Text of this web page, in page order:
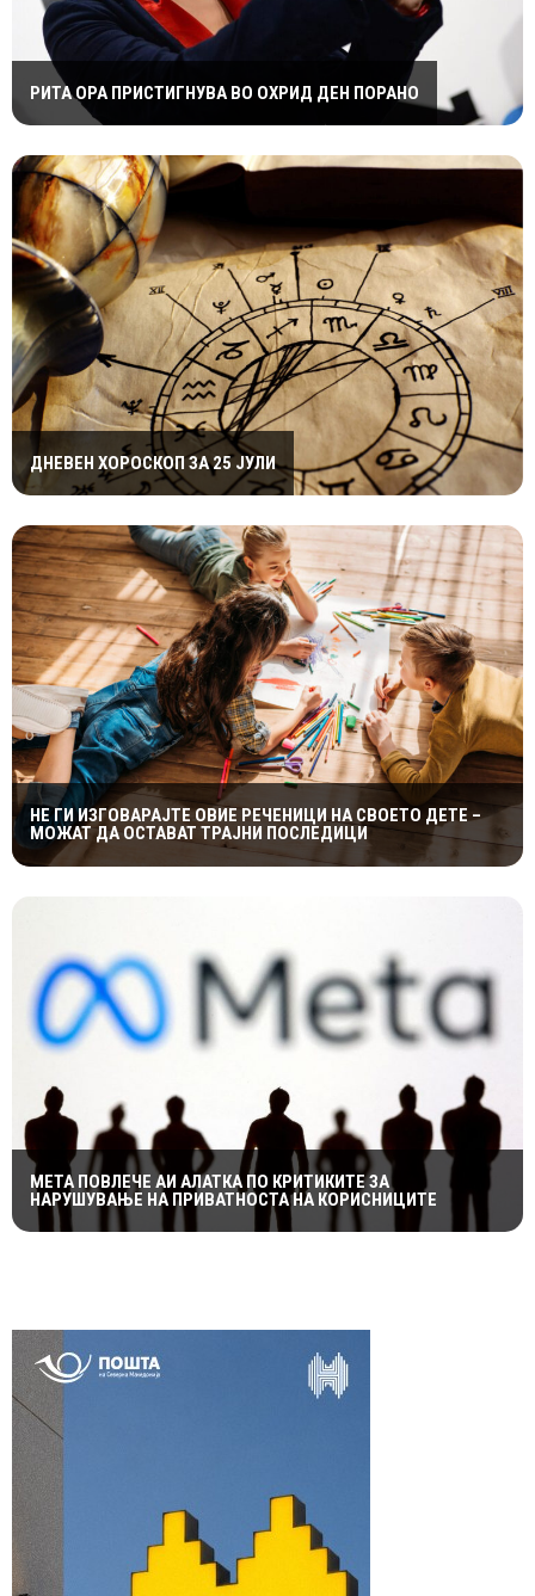
РИТА ОРА ПРИСТИГНУВА ВО ОХРИД ДЕН ПОРАНО
ДНЕВЕН ХОРОСКОП ЗА 25 ЈУЛИ
НЕ ГИ ИЗГОВАРАЈТЕ ОВИЕ РЕЧЕНИЦИ НА СВОЕТО ДЕТЕ –
МОЖАТ ДА ОСТАВАТ ТРАЈНИ ПОСЛЕДИЦИ
МЕТА ПОВЛЕЧЕ АИ АЛАТКА ПО КРИТИКИТЕ ЗА
НАРУШУВАЊЕ НА ПРИВАТНОСТА НА КОРИСНИЦИТЕ